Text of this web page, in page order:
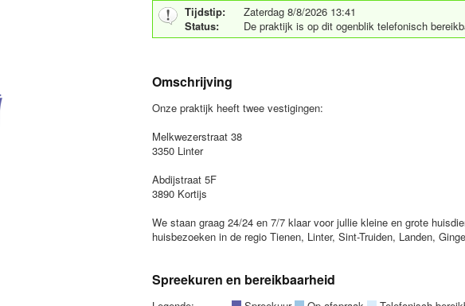
Tijdstip:
Zaterdag 8/8/2026 13:41
Status:
De praktijk is op dit ogenblik telefonisch
Omschrijving
Onze praktijk heeft twee vestigingen:
Melkwezerstraat 38
3350 Linter
Abdijstraat 5F
3890 Kortijs
We staan graag 24/24 en 7/7 klaar voor jullie kleine en grote
huisbezoeken in de regio Tienen, Linter, Sint-Truiden, Landen,
Spreekuren en bereikbaarheid